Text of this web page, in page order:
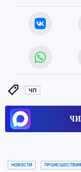
ЧП
НОВОСТИ ПРОИСШЕСТВИЯ